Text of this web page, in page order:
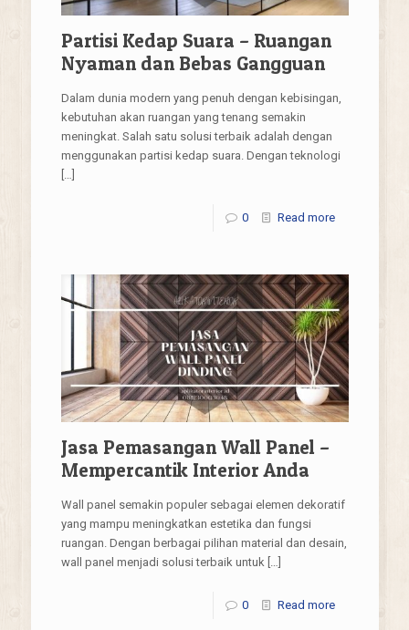
Partisi Kedap Suara – Ruangan
Nyaman dan Bebas Gangguan
Dalam dunia modern yang penuh dengan kebisingan,
kebutuhan akan ruangan yang tenang semakin
meningkat. Salah satu solusi terbaik adalah dengan
menggunakan partisi kedap suara. Dengan teknologi
[…]
0 Read more
Jasa Pemasangan Wall Panel –
Mempercantik Interior Anda
Wall panel semakin populer sebagai elemen dekoratif
yang mampu meningkatkan estetika dan fungsi
ruangan. Dengan berbagai pilihan material dan desain,
wall panel menjadi solusi terbaik untuk[…]
0 Read more